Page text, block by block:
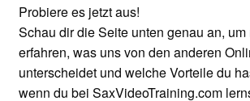
Probiere es jetzt aus!
Schau dir die Seite unten genau an, um
erfahren, was uns von den anderen
unterscheidet und welche Vorteile du
wenn du bei SaxVideoTraining.com